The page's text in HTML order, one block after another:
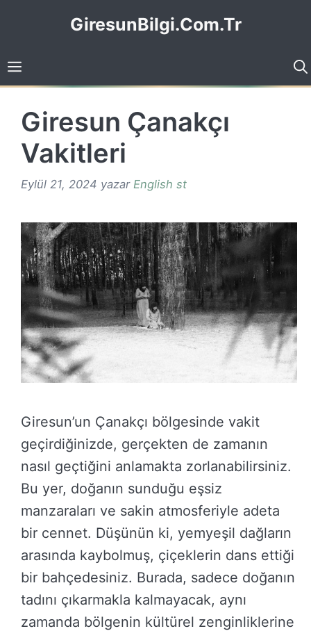
GiresunBilgi.Com.Tr
Giresun Çanakçı
Vakitleri
Eylül 21, 2024 yazar English st
Giresun’un Çanakçı bölgesinde vakit
geçirdiğinizde, gerçekten de zamanın
nasıl geçtiğini anlamakta zorlanabilirsiniz.
Bu yer, doğanın sunduğu eşsiz
manzaraları ve sakin atmosferiyle adeta
bir cennet. Düşünün ki, yemyeşil dağların
arasında kaybolmuş, çiçeklerin dans ettiği
bir bahçedesiniz. Burada, sadece doğanın
tadını çıkarmakla kalmayacak, aynı
zamanda bölgenin kültürel zenginliklerine